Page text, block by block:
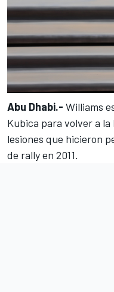
Abu Dhabi.- Williams
Kubica para volver a la
lesiones que hicieron
de rally en 2011.